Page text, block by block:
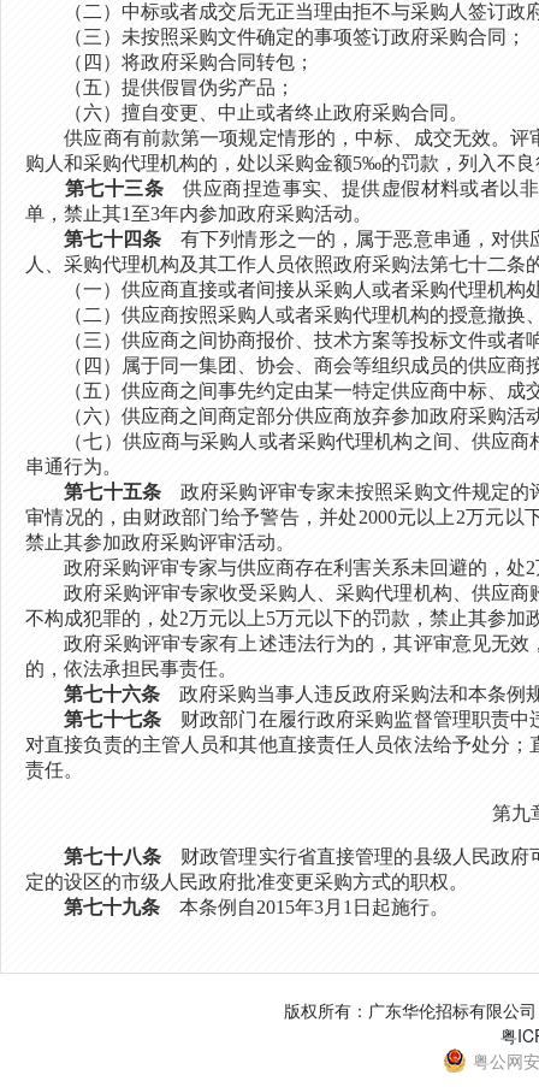
（二）中标或者成交后无正当理由拒不与采购人签订政
（三）未按照采购文件确定的事项签订政府采购合同；
（四）将政府采购合同转包；
（五）提供假冒伪劣产品；
（六）擅自变更、中止或者终止政府采购合同。
供应商有前款第一项规定情形的，中标、成交无效。评
购人和采购代理机构的，处以采购金额5‰的罚款，列入不
第七十三条 供应商捏造事实、提供虚假材料或者以
单，禁止其1至3年内参加政府采购活动。
第七十四条有下列情形之一的，属于恶意串通，对供
人、采购代理机构及其工作人员依照政府采购法第七十二条
（一）供应商直接或者间接从采购人或者采购代理机构
（二）供应商按照采购人或者采购代理机构的授意撤换
（三）供应商之间协商报价、技术方案等投标文件或者
（四）属于同一集团、协会、商会等组织成员的供应商
（五）供应商之间事先约定由某一特定供应商中标、成
（六）供应商之间商定部分供应商放弃参加政府采购活
（七）供应商与采购人或者采购代理机构之间、供应商
串通行为。
第七十五条政府采购评审专家未按照采购文件规定的
审情况的，由财政部门给予警告，并处2000元以上2万元
禁止其参加政府采购评审活动。
政府采购评审专家与供应商存在利害关系未回避的，处2
政府采购评审专家收受采购人、采购代理机构、供应商
不构成犯罪的，处2万元以上5万元以下的罚款，禁止其参加
政府采购评审专家有上述违法行为的，其评审意见无效
的，依法承担民事责任。
第七十六条 政府采购当事人违反政府采购法和本条例
第七十七条财政部门在履行政府采购监督管理职责中
对直接负责的主管人员和其他直接责任人员依法给予处分
责任。
第
第七十八条财政管理实行省直接管理的县级人民政府
定的设区的市级人民政府批准变更采购方式的职权。
第七十九条 本条例自2015年3月1日起施行。
版权所有：广东华伦招标有限公
粤
粤公网